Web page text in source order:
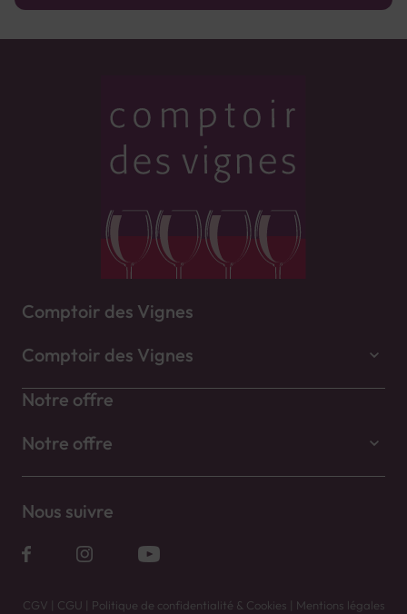
Comptoir des Vignes
Comptoir des Vignes
Notre offre
Notre offre
Nous suivre
CGV | CGU | Politique de confidentialité & Cookies | Mentions légales